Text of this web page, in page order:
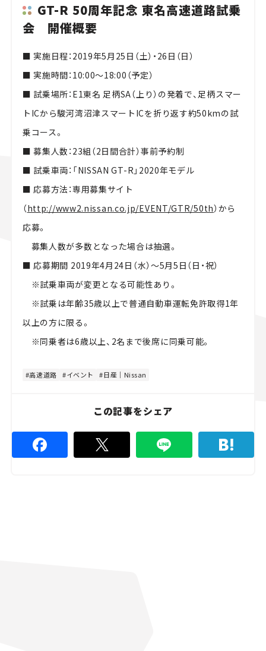
GT-R 50周年記念 東名高速道路試乗
会 開催概要
■ 実施日程：2019年5月25日（土）・26日（日）
■ 実施時間：10:00～18:00（予定）
■ 試乗場所：E1東名 足柄SA（上り）の発着で、足柄スマー
トICから駿河湾沼津スマートICを折り返す約50kmの試
乗コース。
■ 募集人数：23組（2日間合計）事前予約制
■ 試乗車両：「NISSAN GT-R」2020年モデル
■ 応募方法：専用募集サイト
（http://www2.nissan.co.jp/EVENT/GTR/50th）から
応募。
募集人数が多数となった場合は抽選。
■ 応募期間 2019年4月24日（水）～5月5日（日・祝）
※試乗車両が変更となる可能性あり。
※試乗は年齢35歳以上で普通自動車運転免許取得1年
以上の方に限る。
※同乗者は6歳以上、2名まで後席に同乗可能。
高速道路 イベント 日産｜Nissan
この記事をシェア